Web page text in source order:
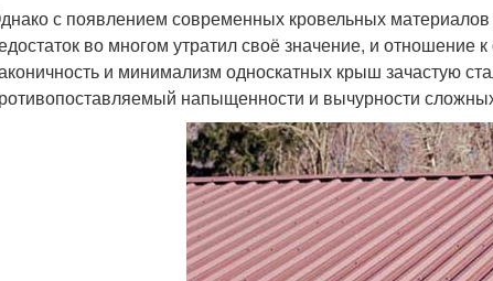
с появлением современных кровельных
во многом утратил своё значение, и отношение
и минимализм односкатных крыш зачастую
напыщенности и вычурности